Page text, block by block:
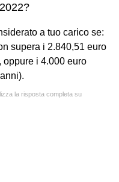
a tuo carico se:
supera i 2.840,51 euro
oppure i 4.000 euro
la risposta completa su